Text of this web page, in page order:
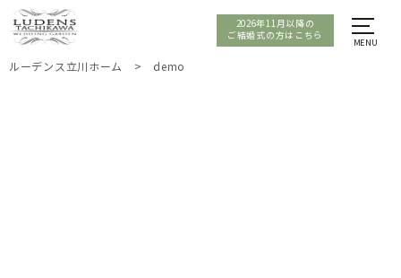
2026年11月以降の
ご結婚式の方はこちら
ルーデンス立川ホーム > demo